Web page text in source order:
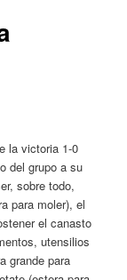
la victoria 1-0
del grupo a su
sobre todo,
para moler), el
el canasto
utensilios
grande para